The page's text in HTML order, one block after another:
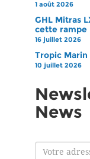
1 août 2026
GHL Mitras
cette rampe
16 juillet 2026
Tropic Marin
10 juillet 2026
News